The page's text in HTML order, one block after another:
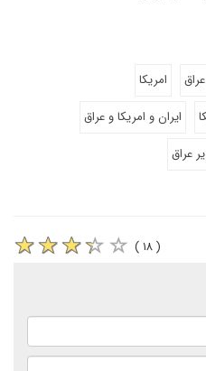
امریکا
ایران و امریکا و عراق
عراق
( ۱۸ )